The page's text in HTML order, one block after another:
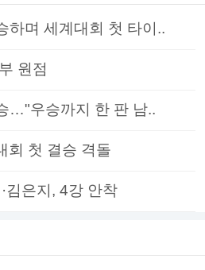
하며 세계대회 첫 타이..
원점
…"우승까지 한 판 남..
회 첫 결승 격돌
김은지, 4강 안착